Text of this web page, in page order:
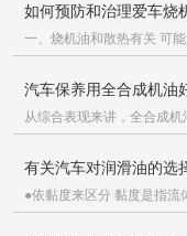
如何预防和治理爱车烧
一、烧机油和散热有关 可
汽车保养用全合成机油
从综合表现来讲，全合成
有关汽车对润滑油的选
●依黏度来区分 黏度是指流